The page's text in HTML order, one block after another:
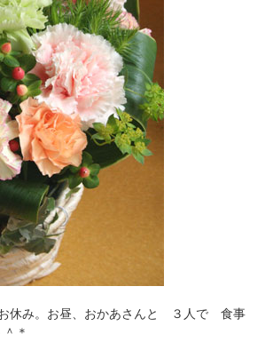
み。お昼、おかあさんと ３人で 食事
＊